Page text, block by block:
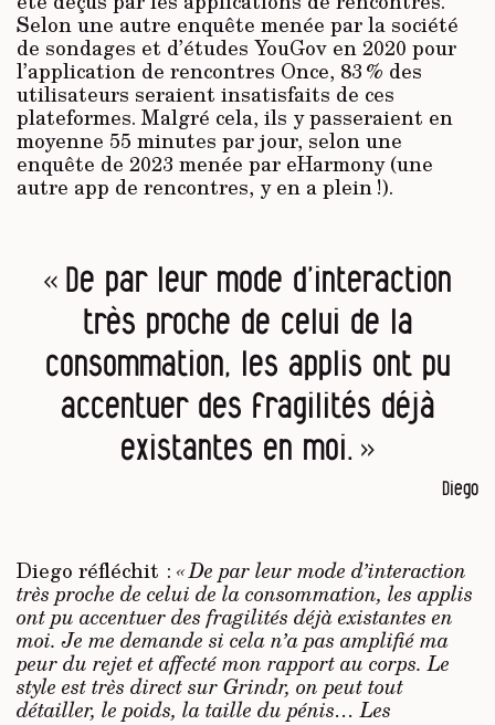
Selon une autre enquête menée par la société
de sondages et d’études YouGov en 2020 pour
l’application de rencontres Once, 83 % des
utilisateurs seraient insatisfaits de ces
plateformes. Malgré cela, ils y passeraient en
moyenne 55 minutes par jour, selon une
enquête de 2023 menée par eHarmony (une
autre app de rencontres, y en a plein !).
« De par leur mode d’interaction
très proche de celui de la
consommation, les applis ont pu
accentuer des fragilités déjà
existantes en moi. »
Diego
Diego réfléchit : « De par leur mode d’interaction
très proche de celui de la consommation, les applis
ont pu accentuer des fragilités déjà existantes en
moi. Je me demande si cela n’a pas amplifié ma
peur du rejet et affecté mon rapport au corps. Le
style est très direct sur Grindr, on peut tout
détailler, le poids, la taille du pénis… Les